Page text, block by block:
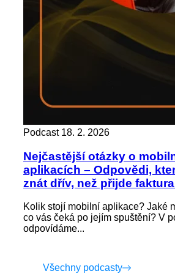
Podcast 18. 2. 2026
Nejčastější otázky o
aplikacích – Odpovědi,
znát dřív, než přijde
Kolik stojí mobilní aplikace? Jaké
co vás čeká po jejím spuštění? V
odpovídáme...
Všechny podcasty